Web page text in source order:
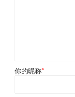
你的昵称*